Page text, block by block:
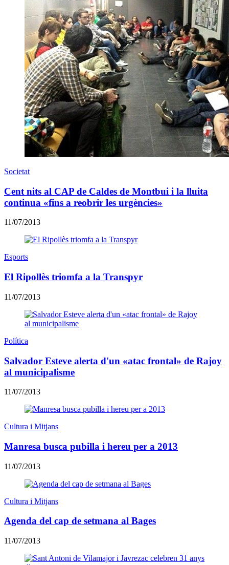
Societat
Cent nits al CAP de Caldes de Montbui i la lluita
continua «fins a reobrir les urgències»
11/07/2013
Esports
El Ripollès triomfa a la Transpyr
11/07/2013
Política
Salvador Esteve alerta d'un «atac frontal» de Rajoy
al municipalisme
11/07/2013
Cultura i Mitjans
Manresa busca pubilla i hereu per a 2013
11/07/2013
Cultura i Mitjans
Agenda del cap de setmana al Bages
11/07/2013